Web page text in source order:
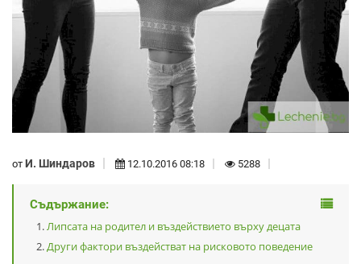
от И. Шиндаров 12.10.2016 08:18 5288
Съдържание:
Липсата на родител и въздействието върху децата
Други фактори въздействат на рисковото поведение